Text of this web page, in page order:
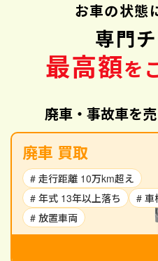
お車の状態
専門
最高額を
廃車・事故車を
廃車 買取
# 走行距離 10万km超え
# 年式 13年以上落ち
# 車
# 放置車両